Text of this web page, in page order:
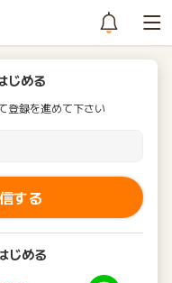
じめる
登録を進めて下さい
する
じめる